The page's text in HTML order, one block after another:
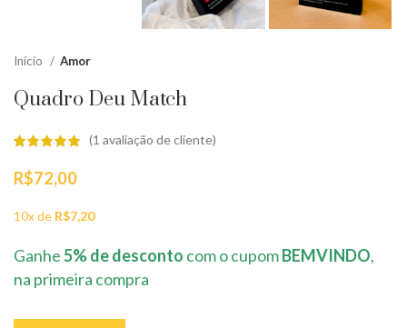
Início Amor
Quadro Deu Match
(1 avaliação de cliente)
R$72,00
10x de R$7,20
Ganhe5% de desconto com o cupomBEMVINDO,
na primeira compra